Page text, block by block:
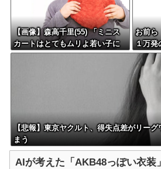
【画像】森高千里(55) 「ミニス
カートはとてもムリよ若い子に
は負けるわ」←ワイらにはブッ
お前ら
１万発
【悲報】東京ヤクルト、得失点差がリー
まう
AIが考えた「AKB48っぽい衣装